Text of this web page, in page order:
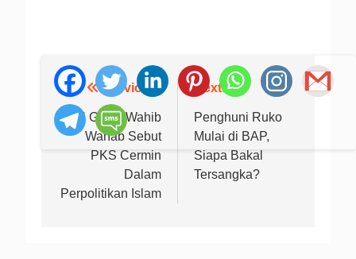
Navigasi
pos
Previous:
KH Ghozi Wahib
Wahab Sebut
PKS Cermin
Dalam
Perpolitikan Islam
Next:
Penghuni Ruko
Mulai di BAP,
Siapa Bakal
Tersangka?